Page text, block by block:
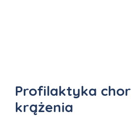
Profilaktyka
krążenia